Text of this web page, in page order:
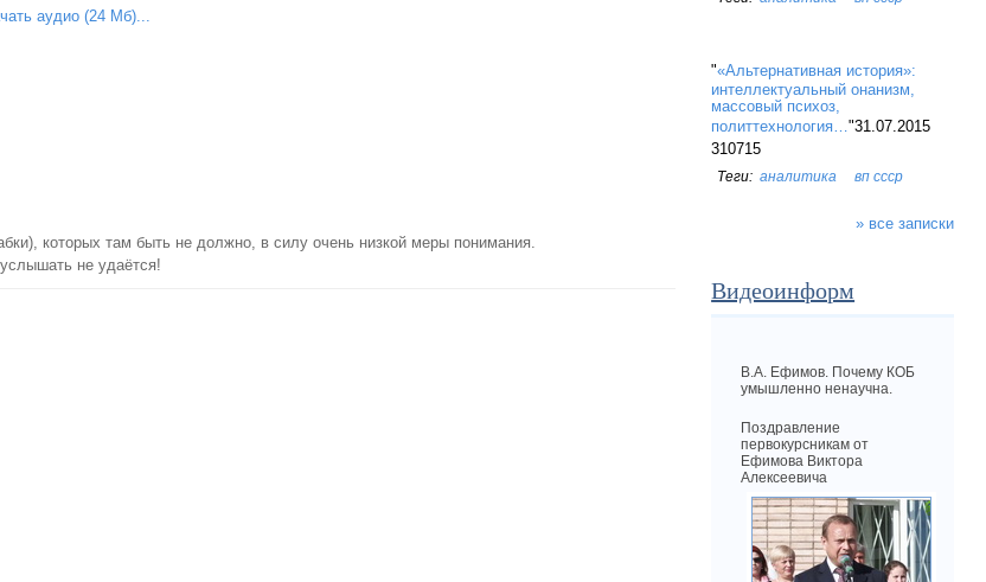
"«Альтернативная история»:
интеллектуальный онанизм,
массовый психоз,
политтехнология…"31.07.2015
310715
аналитика вп ссср
» все записки
Видеоинформ
В.А. Ефимов. Почему КОБ
умышленно ненаучна.
Поздравление
первокурсникам от
Ефимова Виктора
Алексеевича
аудио (24 Мб)...
которых там быть не должно, в силу очень низкой меры понимания.
не удаётся!